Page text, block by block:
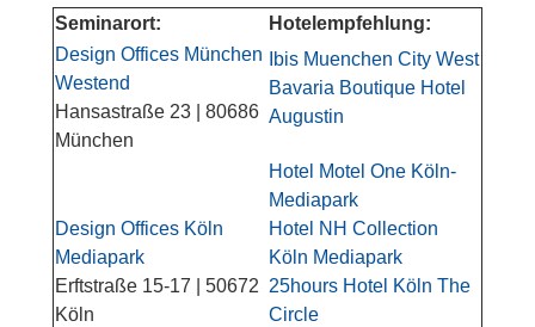
Seminarort:
Hotelempfehlung:
Design Offices München
Westend
Hansastraße 23 | 80686
München
Ibis Muenchen City West
Bavaria Boutique Hotel
Augustin
Design Offices Köln
Mediapark
Erftstraße 15-17 | 50672
Köln
Hotel Motel One Köln-
Mediapark
Hotel NH Collection
Köln Mediapark
25hours Hotel Köln The
Circle